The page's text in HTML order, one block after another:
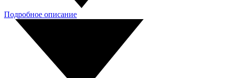
Подробное описание